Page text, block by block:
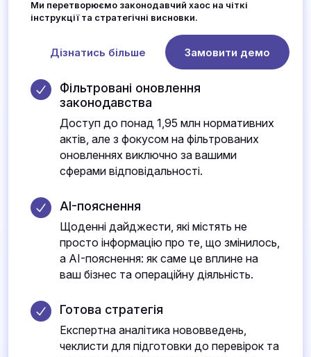
Ми перетворюємо законодавчий хаос на чіткі
інструкції та стратегічні висновки.
Дізнатись більше Замовити демо
Фільтровані оновлення
законодавства
Доступ до понад 1,95 млн нормативних
актів, але з фокусом на фільтрованих
оновленнях виключно за вашими
сферами відповідальності.
AI-пояснення
Щоденні дайджести, які містять не
просто інформацію про те, що змінилось,
а AI-пояснення: як саме це вплине на
ваш бізнес та операційну діяльність.
Готова стратегія
Експертна аналітика нововведень,
чеклисти для підготовки до перевірок та